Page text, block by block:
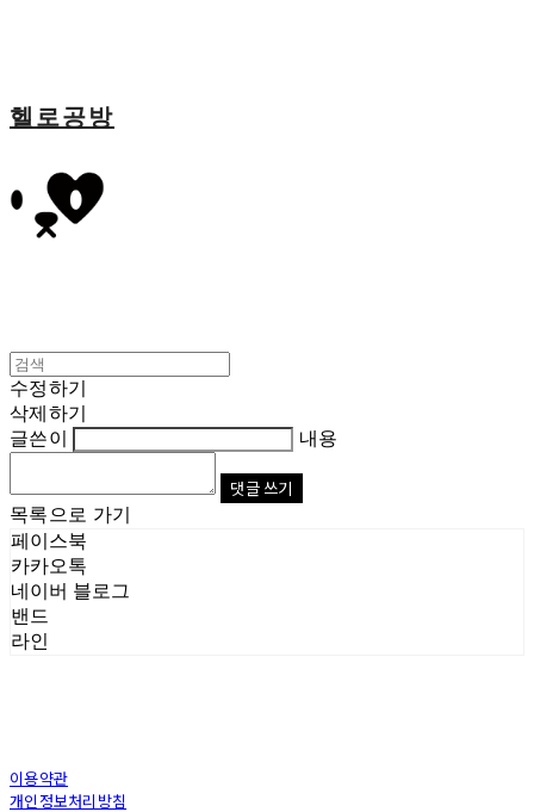
헬로공방
수정하기
삭제하기
글쓴이
내용
댓글 쓰기
목록으로 가기
페이스북
카카오톡
네이버 블로그
밴드
라인
이용약관
개인정보처리방침